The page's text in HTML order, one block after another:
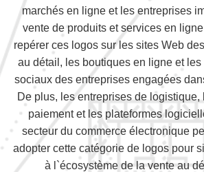
marchés en ligne et les entreprises
vente de produits et services en
repérer ces logos sur les sites Web
au détail, les boutiques en ligne et
sociaux des entreprises engagées
De plus, les entreprises de
paiement et les plateformes
secteur du commerce électronique
adopter cette catégorie de logos pour
à l`écosystème de la vente au